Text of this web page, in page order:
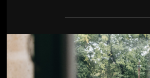
Jön még kép!